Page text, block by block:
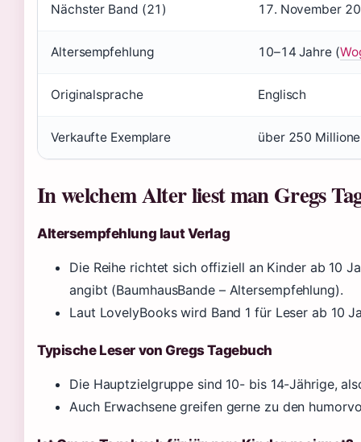
Nächster Band (21) 17. November
Altersempfehlung 10–14 Jahre (
Originalsprache Englisch
Verkaufte Exemplare über 250
In welchem Alter liest man Gregs
Altersempfehlung laut Verlag
Die Reihe richtet sich offiziell an Kinder ab 10
angibt (BaumhausBande – Altersempfehlung).
Laut LovelyBooks wird Band 1 für Leser ab 10
Typische Leser von Gregs Tagebuch
Die Hauptzielgruppe sind 10- bis 14-Jährige,
Auch Erwachsene greifen gerne zu den